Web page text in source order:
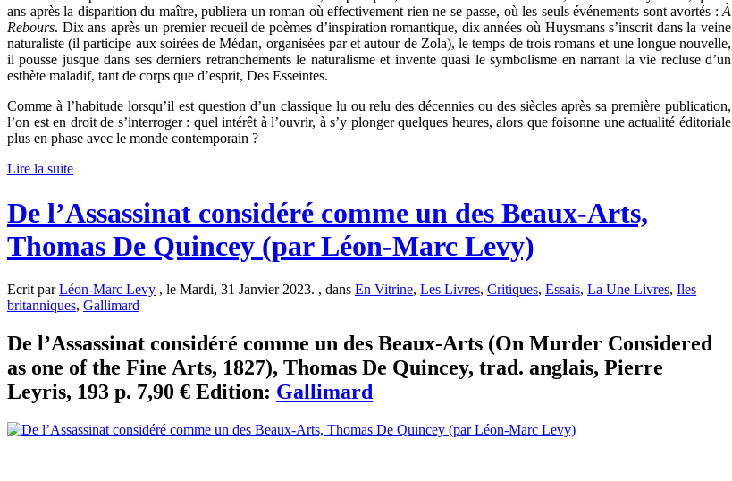
ans après la disparition du maître, publiera un roman où effectivement rien ne se passe, où les seuls événements sont avortés : À
Rebours. Dix ans après un premier recueil de poèmes d’inspiration romantique, dix années où Huysmans s’inscrit dans la veine
naturaliste (il participe aux soirées de Médan, organisées par et autour de Zola), le temps de trois romans et une longue nouvelle,
il pousse jusque dans ses derniers retranchements le naturalisme et invente quasi le symbolisme en narrant la vie recluse d’un
esthète maladif, tant de corps que d’esprit, Des Esseintes.
Comme à l’habitude lorsqu’il est question d’un classique lu ou relu des décennies ou des siècles après sa première publication,
l’on est en droit de s’interroger : quel intérêt à l’ouvrir, à s’y plonger quelques heures, alors que foisonne une actualité éditoriale
plus en phase avec le monde contemporain ?
Lire la suite
De l’Assassinat considéré comme un des Beaux-Arts,
Thomas De Quincey (par Léon-Marc Levy)
Ecrit parLéon-Marc Levy , le Mardi, 31 Janvier 2023. , dans En Vitrine, Les Livres, Critiques, Essais, La Une Livres, Iles
britanniques, Gallimard
De l’Assassinat considéré comme un des Beaux-Arts (On Murder Considered
as one of the Fine Arts, 1827), Thomas De Quincey, trad. anglais, Pierre
Leyris, 193 p. 7,90 € Edition: Gallimard